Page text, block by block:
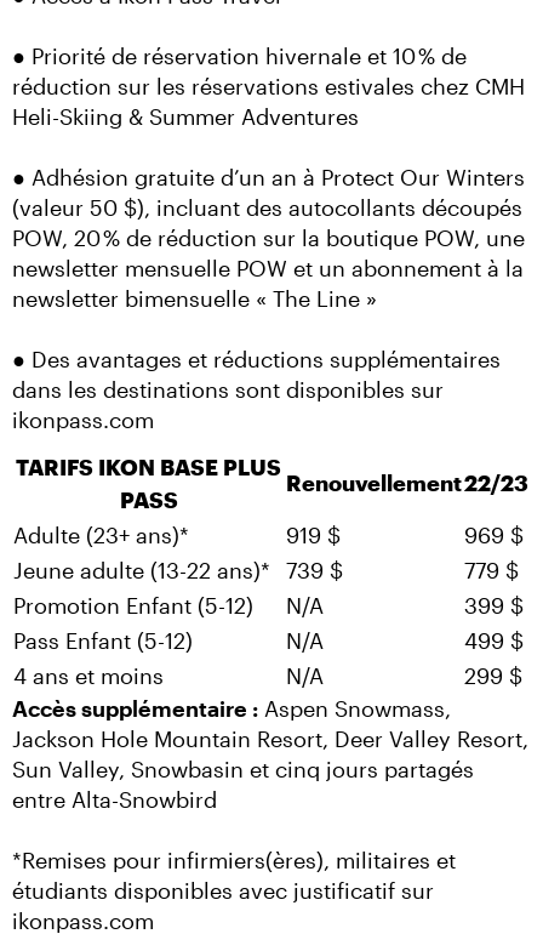
● Priorité de réservation hivernale et 10 % de
réduction sur les réservations estivales chez CMH
Heli-Skiing & Summer Adventures
● Adhésion gratuite d’un an à Protect Our Winters
(valeur 50 $), incluant des autocollants découpés
POW, 20 % de réduction sur la boutique POW, une
newsletter mensuelle POW et un abonnement à la
newsletter bimensuelle « The Line »
● Des avantages et réductions supplémentaires
dans les destinations sont disponibles sur
ikonpass.com
TARIFS IKON BASE PLUS
PASS
Renouvellement22/23
Adulte (23+ ans)*
919 $
969 $
Jeune adulte (13-22 ans)*
739 $
779 $
Promotion Enfant (5-12)
N/A
399 $
Pass Enfant (5-12)
N/A
499 $
4 ans et moins
N/A
299 $
Accès supplémentaire : Aspen Snowmass,
Jackson Hole Mountain Resort, Deer Valley Resort,
Sun Valley, Snowbasin et cinq jours partagés
entre Alta-Snowbird
*Remises pour infirmiers(ères), militaires et
étudiants disponibles avec justificatif sur
ikonpass.com